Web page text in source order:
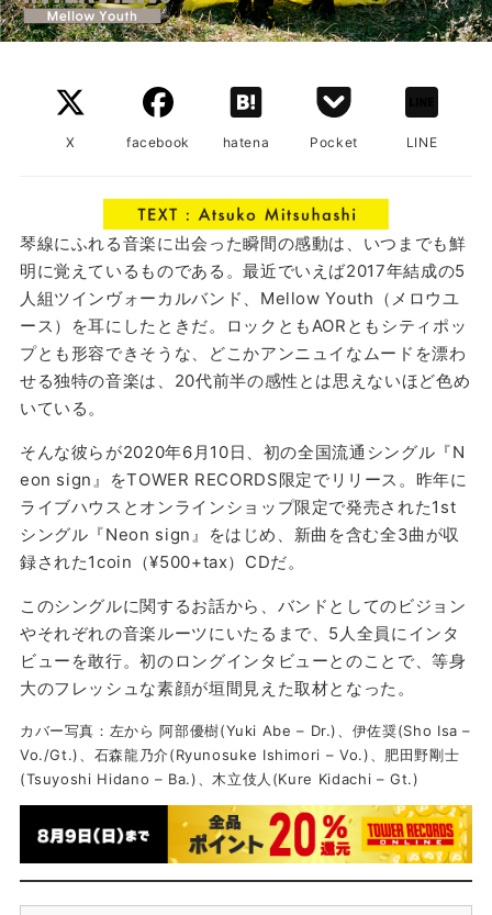
X facebook hatena Pocket LINE
琴線にふれる音楽に出会った瞬間の感動は、いつまでも鮮
明に覚えているものである。最近でいえば2017年結成の5
人組ツインヴォーカルバンド、Mellow Youth（メロウユ
ース）を耳にしたときだ。ロックともAORともシティポッ
プとも形容できそうな、どこかアンニュイなムードを漂わ
せる独特の音楽は、20代前半の感性とは思えないほど色め
いている。
そんな彼らが2020年6月10日、初の全国流通シングル『N
eon sign』をTOWER RECORDS限定でリリース。昨年に
ライブハウスとオンラインショップ限定で発売された1st
シングル『Neon sign』をはじめ、新曲を含む全3曲が収
録された1coin（¥500+tax）CDだ。
このシングルに関するお話から、バンドとしてのビジョン
やそれぞれの音楽ルーツにいたるまで、5人全員にインタ
ビューを敢行。初のロングインタビューとのことで、等身
大のフレッシュな素顔が垣間見えた取材となった。
カバー写真：左から 阿部優樹(Yuki Abe – Dr.)、伊佐奨(Sho Isa –
Vo./Gt.)、石森龍乃介(Ryunosuke Ishimori – Vo.)、肥田野剛士
(Tsuyoshi Hidano – Ba.)、木立伎人(Kure Kidachi – Gt.)